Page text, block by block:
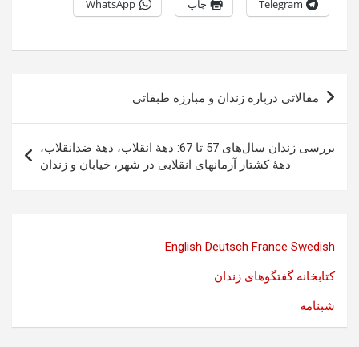
Telegram چاپ WhatsApp
راهبری
نوشته
مقالاتی درباره زندان و مبارزه طبقاتی
بررسی زندان سال‌های 57 تا 67: دهۀ انقلاب، دهۀ ضدانقلاب،
دهۀ کشتار آرمانهای انقلابی در شهر، خیابان و زندان
English Deutsch France Swedish
کتابخانه گفتگوهای زندان
شبنامه